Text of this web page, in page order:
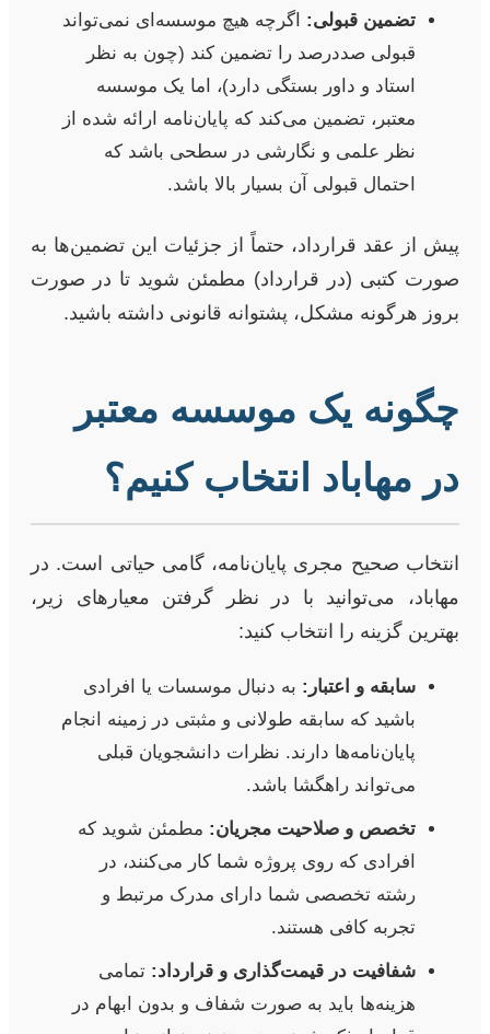
تضمین قبولی: اگرچه هیچ موسسه‌ای نمی‌تواند
قبولی صددرصد را تضمین کند (چون به نظر
استاد و داور بستگی دارد)، اما یک موسسه
معتبر، تضمین می‌کند که پایان‌نامه ارائه شده از
نظر علمی و نگارشی در سطحی باشد که
احتمال قبولی آن بسیار بالا باشد.
پیش از عقد قرارداد، حتماً از جزئیات این تضمین‌ها به
صورت کتبی (در قرارداد) مطمئن شوید تا در صورت
بروز هرگونه مشکل، پشتوانه قانونی داشته باشید.
چگونه یک موسسه معتبر
در مهاباد انتخاب کنیم؟
انتخاب صحیح مجری پایان‌نامه، گامی حیاتی است. در
مهاباد، می‌توانید با در نظر گرفتن معیارهای زیر،
بهترین گزینه را انتخاب کنید:
سابقه و اعتبار: به دنبال موسسات یا افرادی
باشید که سابقه طولانی و مثبتی در زمینه انجام
پایان‌نامه‌ها دارند. نظرات دانشجویان قبلی
می‌تواند راهگشا باشد.
تخصص و صلاحیت مجریان: مطمئن شوید که
افرادی که روی پروژه شما کار می‌کنند، در
رشته تخصصی شما دارای مدرک مرتبط و
تجربه کافی هستند.
شفافیت در قیمت‌گذاری و قرارداد: تمامی
هزینه‌ها باید به صورت شفاف و بدون ابهام در